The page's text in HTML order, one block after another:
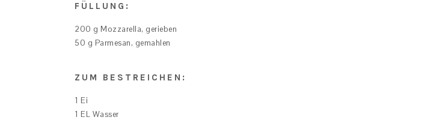
FÜLLUNG:
200 g Mozzarella, gerieben
50 g Parmesan, gemahlen
ZUM BESTREICHEN:
1 Ei
1 EL Wasser